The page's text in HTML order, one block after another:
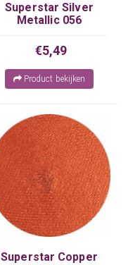
Superstar Silver
Metallic 056
€5,49
Product bekijken
Superstar Copper